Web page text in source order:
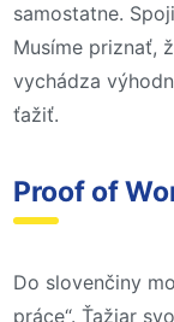
samostatne.
Musíme priznať,
vychádza
ťažiť.
Proof of
Do slovenčiny
práce“. Ťažiar